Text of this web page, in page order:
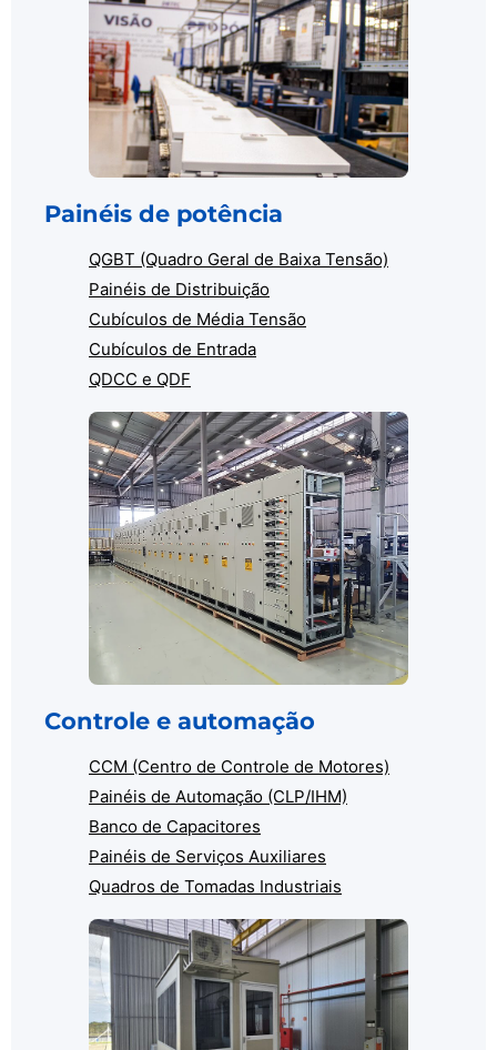
Painéis de potência
QGBT (Quadro Geral de Baixa Tensão)
Painéis de Distribuição
Cubículos de Média Tensão
Cubículos de Entrada
QDCC e QDF
Controle e automação
CCM (Centro de Controle de Motores)
Painéis de Automação (CLP/IHM)
Banco de Capacitores
Painéis de Serviços Auxiliares
Quadros de Tomadas Industriais